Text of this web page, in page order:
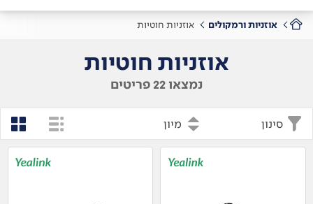
אוזניות ורמקולים אוזניות חוטיות
אוזניות חוטיות
נמצאו 22 פריטים
מיון סינון